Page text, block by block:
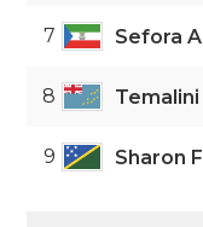
7 Sefora
8
9 Sharon